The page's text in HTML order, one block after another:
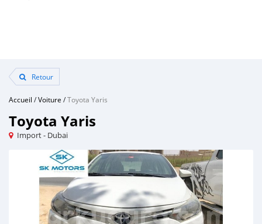
Retour
Accueil /Voiture /Toyota Yaris
Toyota Yaris
Import - Dubai